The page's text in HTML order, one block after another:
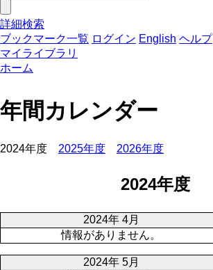
詳細検索
ブックマーク一覧 ログイン English ヘルプ
マイライブラリ
ホーム
年間カレンダー
2024年度 2025年度 2026年度
2024年度
2024年 4月
情報がありません。
2024年 5月